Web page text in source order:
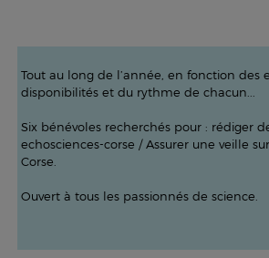
Tout au long de l’année, en fonction des
disponibilités et du rythme de chacun...
Six bénévoles recherchés pour : rédiger
echosciences-corse / Assurer une veille
Corse.
Ouvert à tous les passionnés de science.